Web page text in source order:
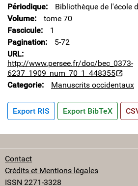
Périodique
Bibliothèque de l'école
Volume
tome 70
Fascicule
1
Pagination
5-72
URL
http://www.persee.fr/doc/bec_0373-
6237_1909_num_70_1_448355
Categorie
Manuscrits occidentaux
Export RIS Export BibTeX
Contact
Crédits et Mentions légales
ISSN 2271-3328